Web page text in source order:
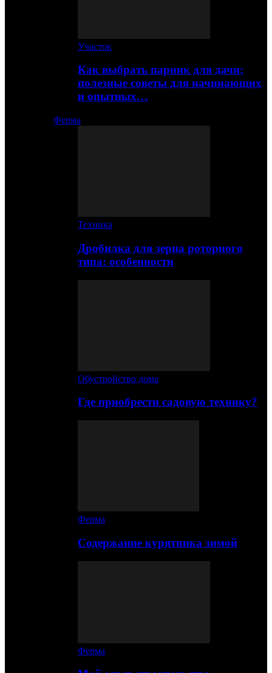
Участок
Как выбрать парник для дачи:
полезные советы для начинающих
и опытных…
Ферма
Техника
Дробилка для зерна роторного
типа: особенности
Обустройство дома
Где приобрести садовую технику?
Ферма
Содержание курятника зимой
Ферма